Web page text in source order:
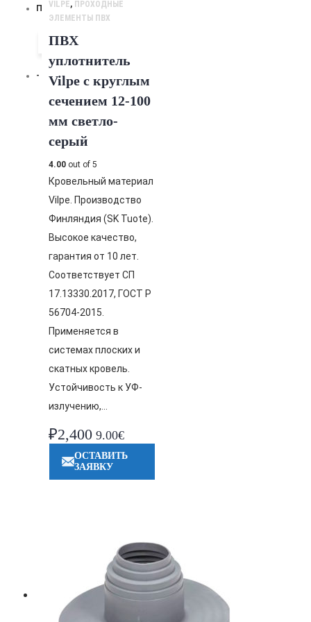
ПВХ
Высота, мм
-
VILPE, ПРОХОДНЫЕ
ЭЛЕМЕНТЫ ПВХ
ПВХ
уплотнитель
Vilpe с круглым
сечением 12-100
мм светло-
серый
4.00 out of 5
Кровельный материал
Vilpe. Производство
Финляндия (SK Tuote).
Высокое качество,
гарантия от 10 лет.
Соответствует СП
17.13330.2017, ГОСТ Р
56704-2015.
Применяется в
системах плоских и
скатных кровель.
Устойчивость к УФ-
излучению,…
₽2,400 9.00€
ОСТАВИТЬ
ЗАЯВКУ